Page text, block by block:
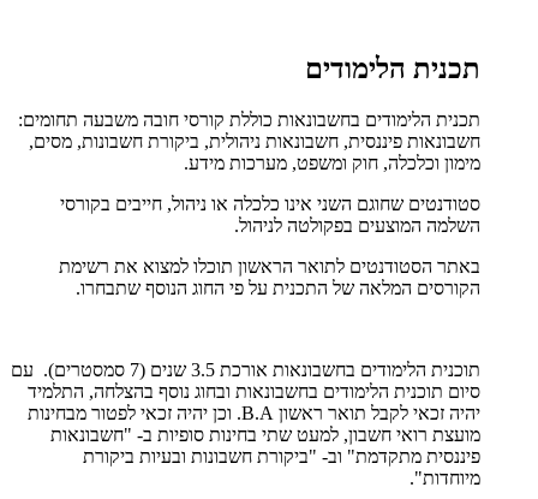
תכנית הלימודים
תכנית הלימודים בחשבונאות כוללת קורסי חובה משבעה תחומים:
חשבונאות פיננסית, חשבונאות ניהולית, ביקורת חשבונות, מסים,
מימון וכלכלה, חוק ומשפט, מערכות מידע.
סטודנטים שחוגם השני אינו כלכלה או ניהול, חייבים בקורסי
השלמה המוצעים בפקולטה לניהול.
באתר הסטודנטים לתואר הראשון תוכלו למצוא את רשימת
הקורסים המלאה של התכנית על פי החוג הנוסף שתבחרו.
תוכנית הלימודים בחשבונאות אורכת 3.5 שנים (7 סמסטרים). עם
סיום תוכנית הלימודים בחשבונאות ובחוג נוסף בהצלחה, התלמיד
יהיה זכאי לקבל תואר ראשון B.A. וכן יהיה זכאי לפטור מבחינות
מועצת רואי חשבון, למעט שתי בחינות סופיות ב- "חשבונאות
פיננסית מתקדמת" וב- "ביקורת חשבונות ובעיות ביקורת
מיוחדות".